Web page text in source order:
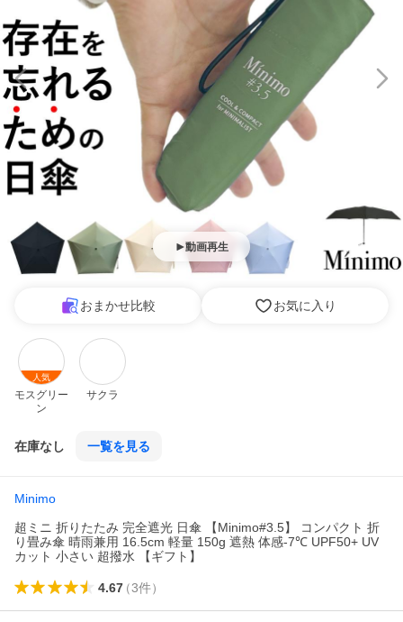
動画再生
おまかせ比較 お気に入り
人気
モスグリー
ン
サクラ
在庫なし 一覧を見る
Minimo
超ミニ 折りたたみ 完全遮光 日傘 【Minimo#3.5】 コンパクト 折
り畳み傘 晴雨兼用 16.5cm 軽量 150g 遮熱 体感-7℃ UPF50+ UV
カット 小さい 超撥水 【ギフト】
4.67（3件）